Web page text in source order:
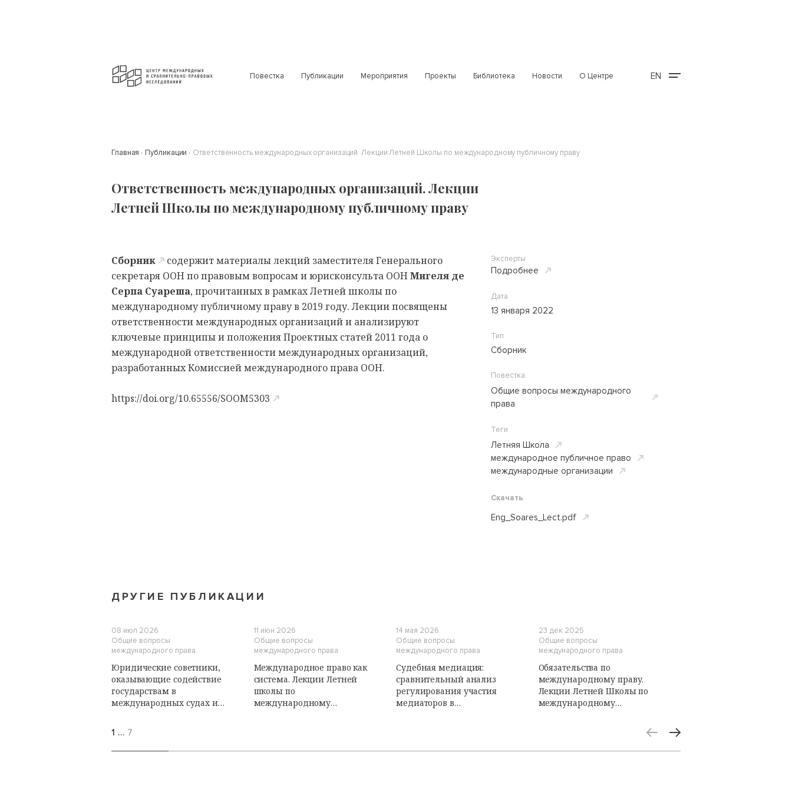
Повестка Публикации Мероприятия Проекты Библиотека Новости О Центре EN
Главная Публикации Ответственность международных организаций. Лекции Летней Школы по международному публичному праву
Ответственность международных организаций. Лекции
Летней Школы по международному публичному праву
Сборник
содержит материалы лекций заместителя Генерального
секретаря ООН по правовым вопросам и юрисконсульта ООН Мигеля де
Серпа Суареша, прочитанных в рамках Летней школы по
международному публичному праву в 2019 году. Лекции посвящены
ответственности международных организаций и анализируют
ключевые принципы и положения Проектных статей 2011 года о
международной ответственности международных организаций,
разработанных Комиссией международного права ООН.
https://doi.org/10.65556/SOOM5303
Эксперты
Подробнее
Дата
13 января 2022
Тип
Сборник
Повестка
Общие вопросы международного
права
Теги
Летняя Школа
международное публичное право
международные организации
Скачать
Eng_Soares_Lect.pdf
ДРУГИЕ ПУБЛИКАЦИИ
08 июл 2026
Общие вопросы
международного права
Юридические советники,
оказывающие содействие
государствам в
международных судах и
обязанности. Лекции
Летней школы по
международному
11 июн 2026
Общие вопросы
международного права
Международное право как
система. Лекции Летней
школы по
международному
14 мая 2026
Общие вопросы
международного права
Судебная медиация:
сравнительный анализ
регулирования участия
медиаторов в
23 дек 2025
Общие вопросы
международного права
Обязательства по
международному праву.
Лекции Летней Школы по
международному
1 … 7